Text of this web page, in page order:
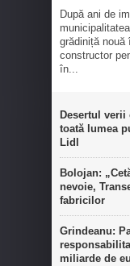
După ani de
grădiniță nouă
constructor
în...
Desertul verii
toată lumea
Lidl
Bolojan:
nevoie,
fabricilor
Grindeanu:
miliarde de